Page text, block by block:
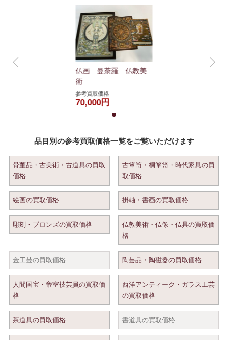
仏画 曼荼羅 仏教美
術
参考買取価格
70,000円
品目別の参考買取価格一覧をご覧いただけます
骨董品・古美術・古道具の買取
価格
古箪笥・桐箪笥・時代家具の買
取価格
絵画の買取価格 掛軸・書画の買取価格
彫刻・ブロンズの買取価格
仏教美術・仏像・仏具の買取価
格
金工芸の買取価格 陶芸品・陶磁器の買取価格
人間国宝・帝室技芸員の買取価
格
西洋アンティーク・ガラス工芸
の買取価格
茶道具の買取価格 書道具の買取価格